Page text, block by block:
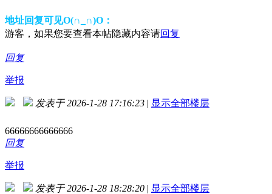
地址回复可见O(∩_∩)O：
游客，如果您要查看本帖隐藏内容请回复
回复
举报
发表于 2026-1-28 17:16:23 | 显示全部楼层
66666666666666
回复
举报
发表于 2026-1-28 18:28:20 | 显示全部楼层